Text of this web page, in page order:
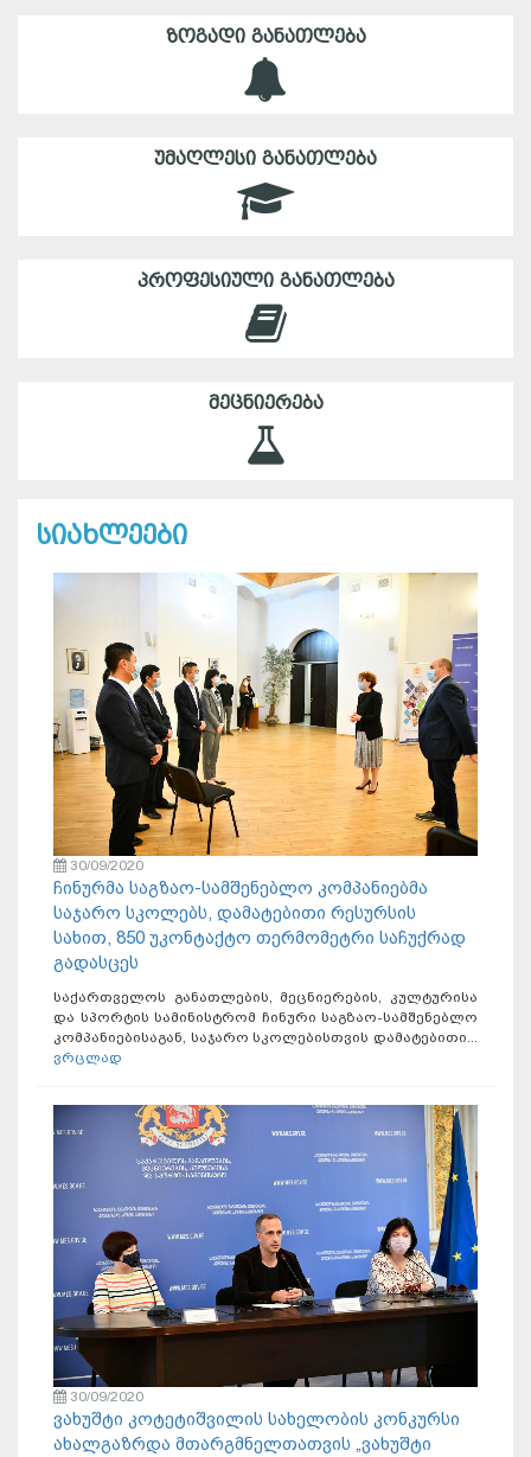
ᲖᲝᲒᲐᲓᲘ ᲒᲐᲜᲐᲗᲚᲔᲑᲐ
ᲣᲛᲐᲦᲚᲔᲡᲘ ᲒᲐᲜᲐᲗᲚᲔᲑᲐ
ᲞᲠᲝᲤᲔᲡᲘᲣᲚᲘ ᲒᲐᲜᲐᲗᲚᲔᲑᲐ
ᲛᲔᲪᲜᲘᲔᲠᲔᲑᲐ
სიახლეები
30/09/2020
ჩინურმა საგზაო-სამშენებლო კომპანიებმა
საჯარო სკოლებს, დამატებითი რესურსის
სახით, 850 უკონტაქტო თერმომეტრი საჩუქრად
გადასცეს
საქართველოს განათლების, მეცნიერების, კულტურისა
და სპორტის სამინისტრომ ჩინური საგზაო-სამშენებლო
კომპანიებისაგან, საჯარო სკოლებისთვის დამატებითი...
ვრცლად
30/09/2020
ვახუშტი კოტეტიშვილის სახელობის კონკურსი
ახალგაზრდა მთარგმნელთათვის „ვახუშტი